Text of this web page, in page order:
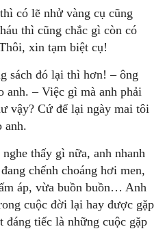
có lẽ nhử vàng cụ cũng
thì cũng chắc gì còn có
xin tạm biệt cụ!
sách đó lại thì hơn! – ông
anh. – Việc gì mà anh phải
vậy? Cứ để lại ngày mai tôi
anh.
thấy gì nữa, anh nhanh
chếnh choáng hơi men,
áp, vừa buồn buồn… Anh
cuộc đời lại hay được gặp
tiếc là những cuộc gặp